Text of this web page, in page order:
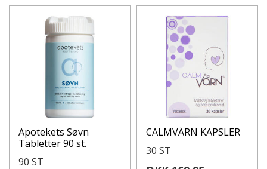
Apotekets Søvn
Tabletter 90 st.
90 ST
CALMVÄRN KAPSLER
30 ST